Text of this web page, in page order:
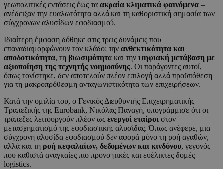
γεωπολιτικές εντάσεις έως τα ακραία κλιματικά φαινόμενα –
ανέδειξαν την ευαλωτότητα αλλά και τη καθοριστική σημασία των
σύγχρονων αλυσίδων εφοδιασμού.
Ιδιαίτερη έμφαση δόθηκε στις τρεις δυνάμεις που
επαναδιαμορφώνουν τον κλάδο: την ανθεκτικότητα και
αποδοτικότητα, τη βιωσιμότητα και την ψηφιακή μετάβαση με
αξιοποίηση της τεχνητής νοημοσύνης. Οι παράγοντες αυτοί,
όπως τονίστηκε, δεν αποτελούν πλέον επιλογή αλλά προϋπόθεση
για τη μακροπρόθεσμη ανταγωνιστικότητα των επιχειρήσεων.
Κατά την ομιλία του, ο Γενικός Διευθυντής Επιχειρηματικής
Τραπεζικής της Eurobank, Νικόλας Παναγή, υπογράμμισε ότι οι
τράπεζες λειτουργούν πλέον ως ενεργοί εταίροι στον
μετασχηματισμό της εφοδιαστικής αλυσίδας. Όπως ανέφερε, μια
σύγχρονη αλυσίδα εφοδιασμού δεν αφορά μόνο τη ροή αγαθών,
αλλά και τη ροή κεφαλαίων, δεδομένων και κινδύνου, γεγονός
που καθιστά αναγκαίες πιο προνοητικές και ευέλικτες δομές
logistics.